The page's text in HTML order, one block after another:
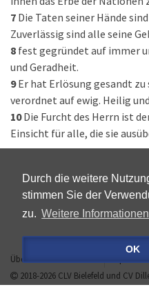
Durch die weitere
stimmen Sie der
zu. Weitere Informationen
OK
7 Die Taten seiner Hände
Zuverlässig sind alle seine
8 fest gegründet auf immer
und Geradheit.
9 Er hat Erlösung gesandt zu
verordnet auf ewig. Heilig
10 Die Furcht des Herrn ist
Einsicht für alle, die sie
Über »LEBEN IST MEHR«
2018-2026 CLV Bielefeld und CV